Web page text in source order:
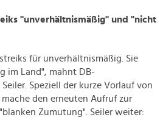
"unverhältnismäßig" und "nicht
für unverhältnismäßig. Sie
im Land", mahnt DB-
Speziell der kurze Vorlauf von
den erneuten Aufruf zur
Zumutung". Seiler weiter: